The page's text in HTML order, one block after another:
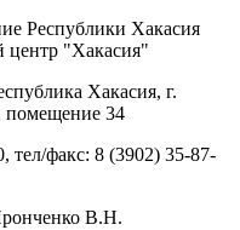
Республики Хакасия
"Хакасия"
Хакасия, г.
помещение 34
тел/факс: 8 (3902) 35-87-
В.Н.